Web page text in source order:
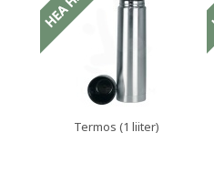
Termos (1 liiter)